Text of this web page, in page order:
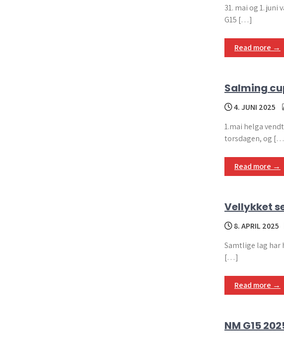
31. mai og 1.
G15 […]
Read more →
Salming
4. JUNI 2025
1.mai helga
torsdagen, og
Read more →
Vellykket
8. APRIL 2025
Samtlige lag har
[…]
Read more →
NM G15